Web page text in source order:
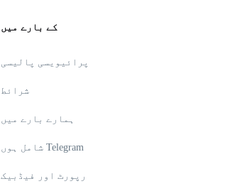
کے بارے میں
پرائیویسی پالیسی
شرائط
ہمارے بارے میں
شامل ہوں Telegram
رپورٹ اور فیڈبیک